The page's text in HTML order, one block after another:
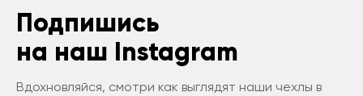
Подпишись
на наш Instagram
Вдохновляйся, смотри как выглядят наши чехлы в